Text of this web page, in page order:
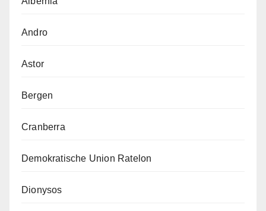
Andro
Astor
Bergen
Cranberra
Demokratische Union Ratelon
Dionysos